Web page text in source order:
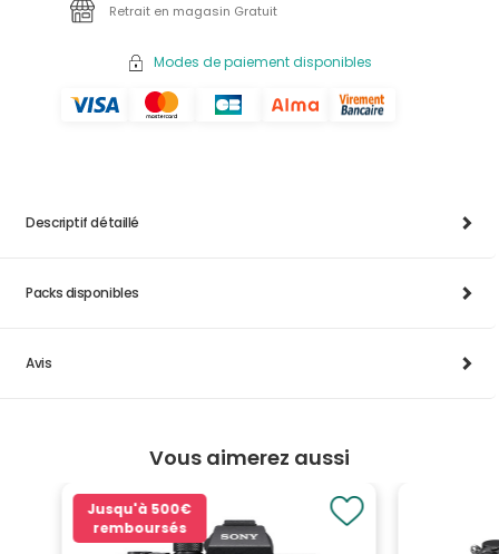
Retrait en magasin Gratuit
Modes de paiement disponibles
Descriptif détaillé
Packs disponibles
Avis
Vous aimerez aussi
Jusqu'à 500€
remboursés